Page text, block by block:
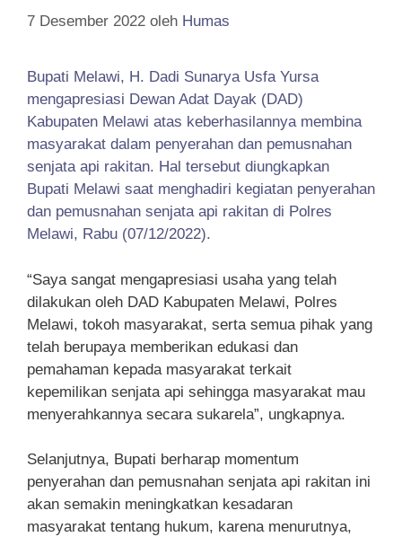
7 Desember 2022 oleh Humas
Bupati Melawi, H. Dadi Sunarya Usfa Yursa
mengapresiasi Dewan Adat Dayak (DAD)
Kabupaten Melawi atas keberhasilannya membina
masyarakat dalam penyerahan dan pemusnahan
senjata api rakitan. Hal tersebut diungkapkan
Bupati Melawi saat menghadiri kegiatan penyerahan
dan pemusnahan senjata api rakitan di Polres
Melawi, Rabu (07/12/2022).
“Saya sangat mengapresiasi usaha yang telah
dilakukan oleh DAD Kabupaten Melawi, Polres
Melawi, tokoh masyarakat, serta semua pihak yang
telah berupaya memberikan edukasi dan
pemahaman kepada masyarakat terkait
kepemilikan senjata api sehingga masyarakat mau
menyerahkannya secara sukarela”, ungkapnya.
Selanjutnya, Bupati berharap momentum
penyerahan dan pemusnahan senjata api rakitan ini
akan semakin meningkatkan kesadaran
masyarakat tentang hukum, karena menurutnya,